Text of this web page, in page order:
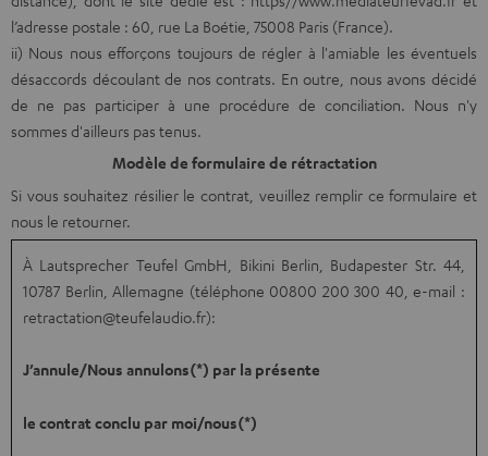
l’adresse postale : 60, rue La Boétie, 75008 Paris (France).
ii) Nous nous efforçons toujours de régler à l'amiable les éventuels
désaccords découlant de nos contrats. En outre, nous avons décidé
de ne pas participer à une procédure de conciliation. Nous n'y
sommes d'ailleurs pas tenus.
Modèle de formulaire de rétractation
Si vous souhaitez résilier le contrat, veuillez remplir ce formulaire et
nous le retourner.
À Lautsprecher Teufel GmbH, Bikini Berlin, Budapester Str. 44,
10787 Berlin, Allemagne (téléphone 00800 200 300 40, e-mail :
retractation@teufelaudio.fr):
J’annule/Nous annulons(*) par la présente
le contrat conclu par moi/nous(*)